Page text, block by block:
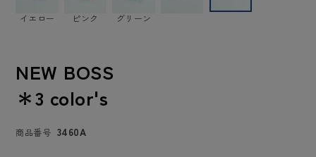
イエロー ピンク グリーン
NEW BOSS
＊3 color's
商品番号 3460A